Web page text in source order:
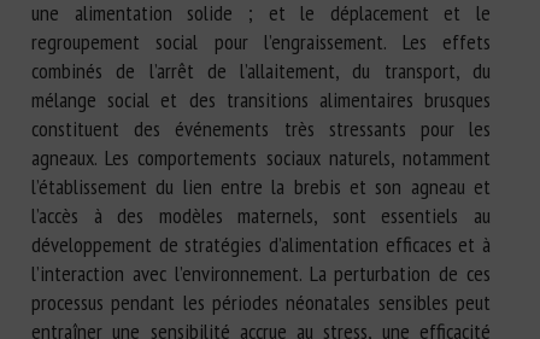
une alimentation solide ; et le déplacement et le
regroupement social pour l’engraissement. Les effets
combinés de l’arrêt de l’allaitement, du transport, du
mélange social et des transitions alimentaires brusques
constituent des événements très stressants pour les
agneaux. Les comportements sociaux naturels, notamment
l’établissement du lien entre la brebis et son agneau et
l’accès à des modèles maternels, sont essentiels au
développement de stratégies d’alimentation efficaces et à
l’interaction avec l’environnement. La perturbation de ces
processus pendant les périodes néonatales sensibles peut
entraîner une sensibilité accrue au stress, une efficacité